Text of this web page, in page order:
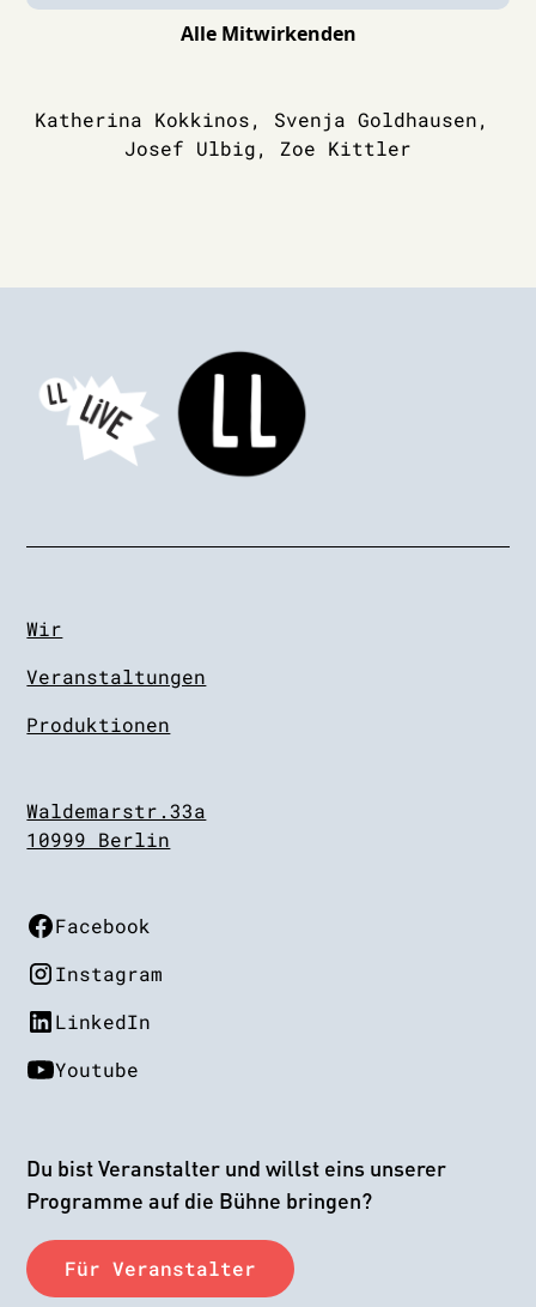
Alle Mitwirkenden
Katherina Kokkinos, Svenja Goldhausen,
Josef Ulbig, Zoe Kittler
Wir
Veranstaltungen
Produktionen
Waldemarstr.33a
10999 Berlin
Facebook
Instagram
LinkedIn
Youtube
Du bist Veranstalter und willst eins unserer
Programme auf die Bühne bringen?
Für Veranstalter